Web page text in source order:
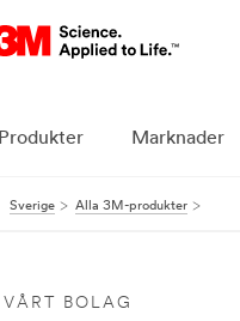
Produkter Marknader
Sverige Alla 3M-produkter
VÅRT BOLAG